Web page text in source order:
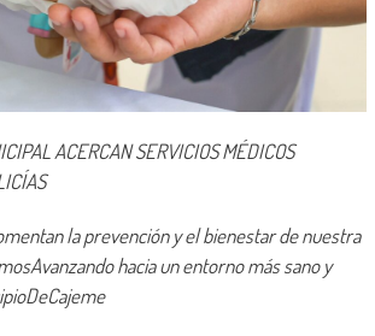
ACERCAN SERVICIOS MÉDICOS
la prevención y el bienestar de nuestra
hacia un entorno más sano y